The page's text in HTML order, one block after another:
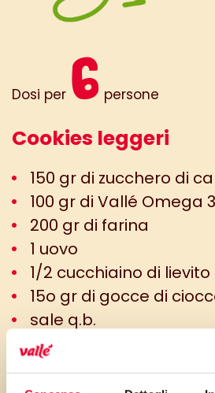
Dosi per 6 persone
Cookies leggeri
150 gr di zucchero di
100 gr di Vallé Omega 3
200 gr di farina
1 uovo
1/2 cucchiaino di
15o gr di gocce di
sale q.b.
aroma a piacere
arancia...)